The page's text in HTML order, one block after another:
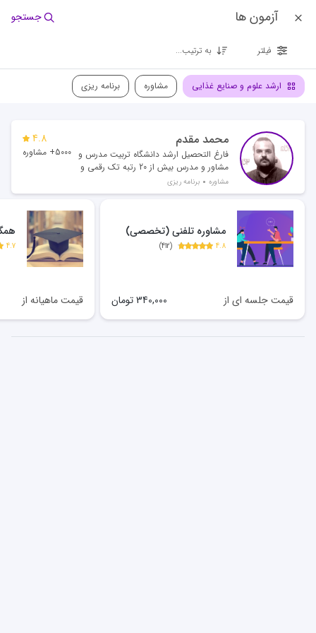
آزمون ها جستجو
فیلتر به ترتیب...
ارشد علوم و صنایع غذایی مشاوره برنامه ریزی
محمد مقدم
فارغ التحصیل ارشد دانشگاه تربیت مدرس و
مشاور و مدرس بیش از 20 رتبه تک رقمی و
بیش از 500 رتبه دو رقمی
مشاوره برنامه ریزی
4.8
5000+ مشاوره
مشاوره تلفنی (تخصصی)
4.8
(
412
)
قیمت جلسه ای از 340,000تومان
4.7
قیمت ماهیانه از